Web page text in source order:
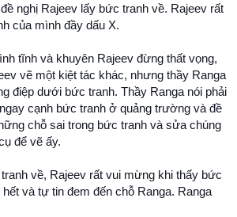
nghị Rajeev lấy bức tranh về. Rajeev rất
của mình đầy dấu X.
tĩnh và khuyên Rajeev đừng thất vọng,
vẽ một kiệt tác khác, nhưng thầy Ranga
điệp dưới bức tranh. Thầy Ranga nói phải
cạnh bức tranh ở quảng trường và đề
chỗ sai trong bức tranh và sửa chúng
để vẽ ấy.
về, Rajeev rất vui mừng khi thấy bức
và tự tin đem đến chỗ Ranga. Ranga